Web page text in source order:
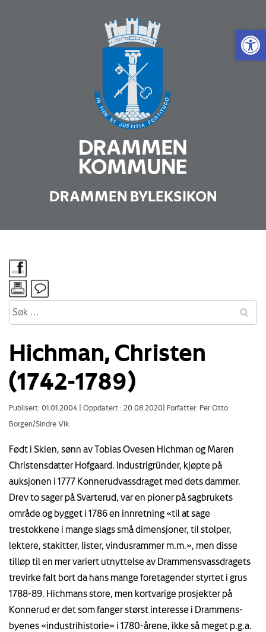
Vis
DRAMMEN BYLEKSIKON
Hichman, Christen
(1742-1789)
Publisert: 01.01.2004 Oppdatert : 20.08.2020
Forfatter: Per Otto
Borgen/Sindre Vik
Født i Skien, sønn av Tobias Ovesen Hichman og Maren
Christensdatter Hofgaard. Industrigründer, kjøpte på
auksjonen i 1777 Konnerudvassdraget med dets dammer.
Drev to sager på Svarterud, var en pioner på sagbrukets
område og bygget i 1786 en innretning «til at sage
trestokkene i mange slags små dimensjoner, til stolper,
lektere, stakitter, lister, vindusrammer m.m.», men disse
tilløp til en mer variert utnyttelse av Drammensvassdragets
trevirke falt bort da hans mange foretagender styrtet i grus
1788-89. Hichmans store, men kortvarige prosjekter på
Konnerud er det som fanger størst interesse i Drammens-
byenes «industrihistorie» i 1780-årene, ikke så meget p.g.a.